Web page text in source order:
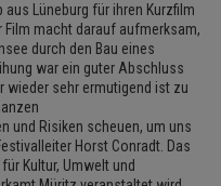
Lüneburg für ihren Kurzfilm
Film macht darauf aufmerksam,
durch den Bau eines
war ein guter Abschluss
wieder sehr ermutigend ist zu
und Risiken scheuen, um uns
Horst Conradt. Das
Kultur, Umwelt und